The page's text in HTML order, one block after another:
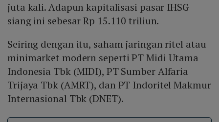
juta kali. Adapun kapitalisasi pasar IHSG
siang ini sebesar Rp 15.110 triliun.
Seiring dengan itu, saham jaringan ritel atau
minimarket modern seperti PT Midi Utama
Indonesia Tbk (MIDI), PT Sumber Alfaria
Trijaya Tbk (AMRT), dan PT Indoritel Makmur
Internasional Tbk (DNET).